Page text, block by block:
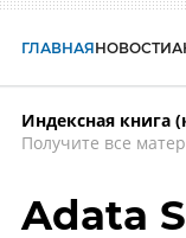
ГЛАВНАЯНОВОСТИ
Индексная книга
Получите все
Adata